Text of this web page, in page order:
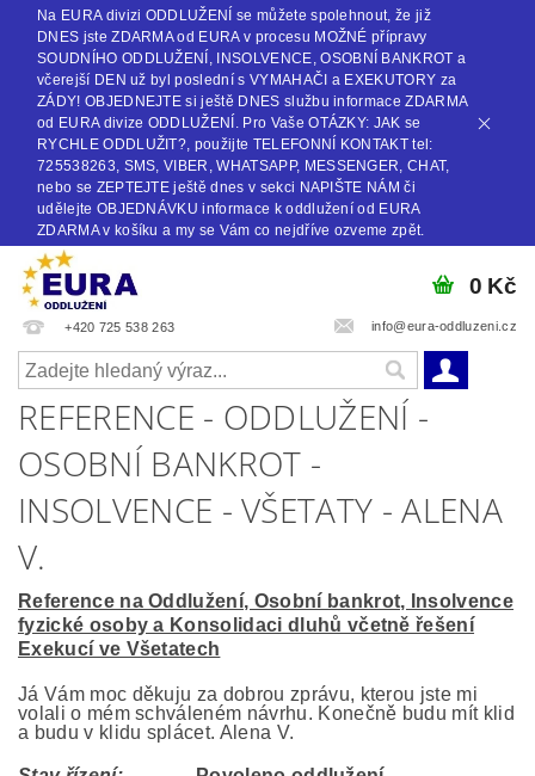
Na EURA divizi ODDLUŽENÍ se můžete spolehnout, že již
DNES jste ZDARMA od EURA v procesu MOŽNÉ přípravy
SOUDNÍHO ODDLUŽENÍ, INSOLVENCE, OSOBNÍ BANKROT a
včerejší DEN už byl poslední s VYMAHAČI a EXEKUTORY za
ZÁDY! OBJEDNEJTE si ještě DNES službu informace ZDARMA
od EURA divize ODDLUŽENÍ. Pro Vaše OTÁZKY: JAK se
RYCHLE ODDLUŽIT?, použijte TELEFONNÍ KONTAKT tel:
725538263, SMS, VIBER, WHATSAPP, MESSENGER, CHAT,
nebo se ZEPTEJTE ještě dnes v sekci NAPIŠTE NÁM či
udělejte OBJEDNÁVKU informace k oddlužení od EURA
ZDARMA v košíku a my se Vám co nejdříve ozveme zpět.
+420 725 538 263 info@eura-oddluzeni.cz
0 Kč
REFERENCE - ODDLUŽENÍ -
OSOBNÍ BANKROT -
INSOLVENCE - VŠETATY - ALENA
V.
Reference na Oddlužení, Osobní bankrot, Insolvence
fyzické osoby a Konsolidaci dluhů včetně řešení
Exekucí ve Všetatech
Já Vám moc děkuju za dobrou zprávu, kterou jste mi
volali o mém schváleném návrhu. Konečně budu mít klid
a budu v klidu splácet. Alena V.